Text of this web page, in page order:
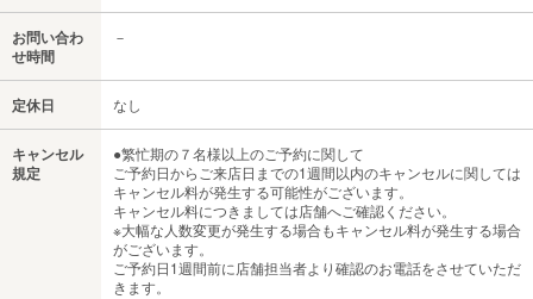
お問い合わ
せ時間
－
定休日 なし
キャンセル
規定
●繁忙期の７名様以上のご予約に関して
ご予約日からご来店日までの1週間以内のキャンセルに関しては
キャンセル料が発生する可能性がございます。
キャンセル料につきましては店舗へご確認ください。
※大幅な人数変更が発生する場合もキャンセル料が発生する場合
がございます。
ご予約日1週間前に店舗担当者より確認のお電話をさせていただ
きます。